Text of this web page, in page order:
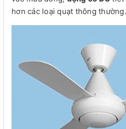
hơn các loại quạt thông thường.